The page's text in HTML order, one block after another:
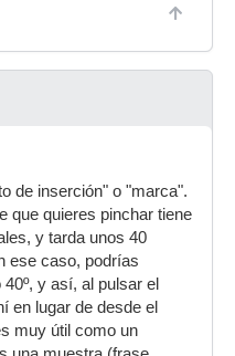
de inserción" o "marca".
que quieres pinchar tiene
y tarda unos 40
ese caso, podrías
y así, al pulsar el
en lugar de desde el
muy útil como un